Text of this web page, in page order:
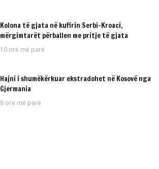
Kolona të gjata në kufirin Serbi–Kroaci,
mërgimtarët përballen me pritje të gjata
10 orë më parë
Hajni i shumëkërkuar ekstradohet në Kosovë nga
Gjermania
8 orë më parë